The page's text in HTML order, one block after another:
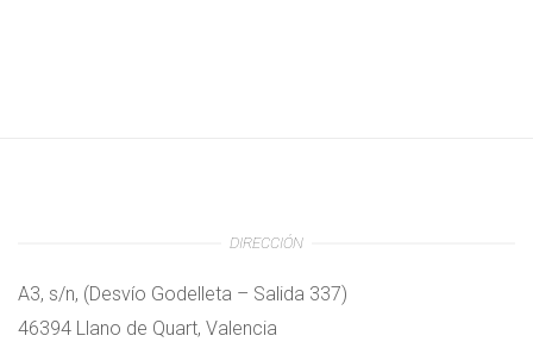
DIRECCIÓN
A3, s/n, (Desvío Godelleta – Salida 337)
46394 Llano de Quart, Valencia